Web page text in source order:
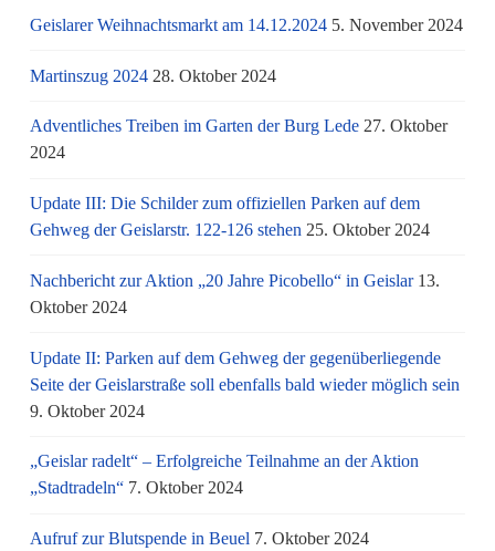
Geislarer Weihnachtsmarkt am 14.12.2024 5. November 2024
Martinszug 2024 28. Oktober 2024
Adventliches Treiben im Garten der Burg Lede 27. Oktober
2024
Update III: Die Schilder zum offiziellen Parken auf dem
Gehweg der Geislarstr. 122-126 stehen 25. Oktober 2024
Nachbericht zur Aktion „20 Jahre Picobello“ in Geislar 13.
Oktober 2024
Update II: Parken auf dem Gehweg der gegenüberliegende
Seite der Geislarstraße soll ebenfalls bald wieder möglich sein
9. Oktober 2024
„Geislar radelt“ – Erfolgreiche Teilnahme an der Aktion
„Stadtradeln“ 7. Oktober 2024
Aufruf zur Blutspende in Beuel 7. Oktober 2024